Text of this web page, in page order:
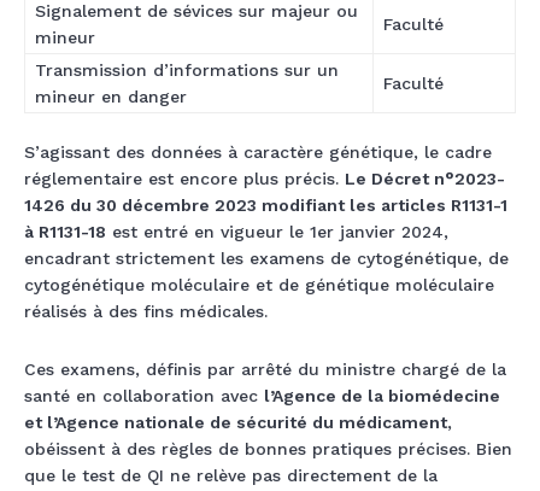
Signalement de sévices sur majeur ou
mineur
Faculté
Transmission d’informations sur un
mineur en danger
Faculté
S’agissant des données à caractère génétique, le cadre
réglementaire est encore plus précis. Le Décret n°2023-
1426 du 30 décembre 2023 modifiant les articles R1131-1
à R1131-18 est entré en vigueur le 1er janvier 2024,
encadrant strictement les examens de cytogénétique, de
cytogénétique moléculaire et de génétique moléculaire
réalisés à des fins médicales.
Ces examens, définis par arrêté du ministre chargé de la
santé en collaboration avec l’Agence de la biomédecine
et l’Agence nationale de sécurité du médicament,
obéissent à des règles de bonnes pratiques précises. Bien
que le test de QI ne relève pas directement de la